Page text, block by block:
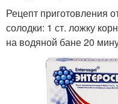
Рецепт приготовления
солодки: 1 ст. ложку
на водяной бане 20